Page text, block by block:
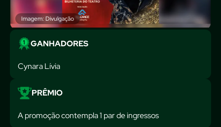
Imagem: Divulgação
GANHADORES
Cynara Lívia
PRÊMIO
A promoção contempla 1 par de ingressos